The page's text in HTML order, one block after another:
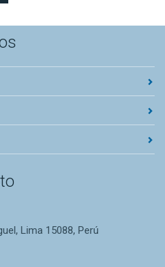
Lima 15088, Perú